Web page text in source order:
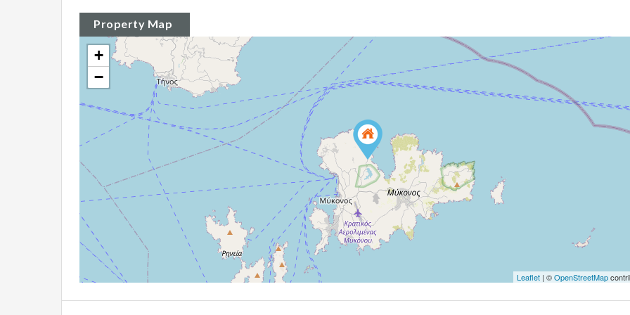
Property Map
+
−
Leaflet | ©OpenStreetMap